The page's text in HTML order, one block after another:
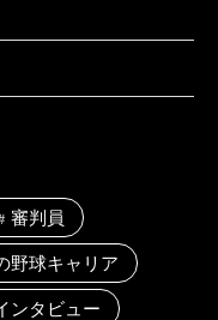
審判員
野球キャリア
ンタビュー